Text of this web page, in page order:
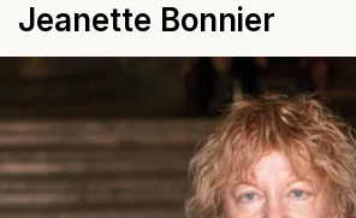
Jeanette Bonnier